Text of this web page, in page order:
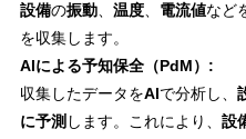
設備の振動、 温度、 電流値など
を収集します。
AIによる予知保全（PdM）:
収集したデータをAIで分析し、
に予測 します。これにより、 設